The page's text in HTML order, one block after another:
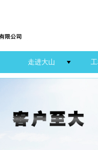
走进大山